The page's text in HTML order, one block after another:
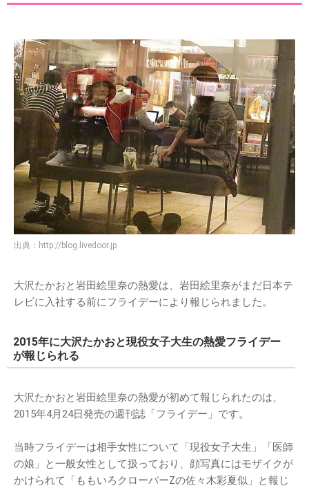
出典： http://blog.livedoor.jp
大沢たかおと岩田絵里奈の熱愛は、岩田絵里奈がまだ日本テ
レビに入社する前にフライデーにより報じられました。
2015年に大沢たかおと現役女子大生の熱愛フライデー
が報じられる
大沢たかおと岩田絵里奈の熱愛が初めて報じられたのは、
2015年4月24日発売の週刊誌「フライデー」です。
当時フライデーは相手女性について「現役女子大生」「医師
の娘」と一般女性として扱っており、顔写真にはモザイクが
かけられて「ももいろクローバーZの佐々木彩夏似」と報じ